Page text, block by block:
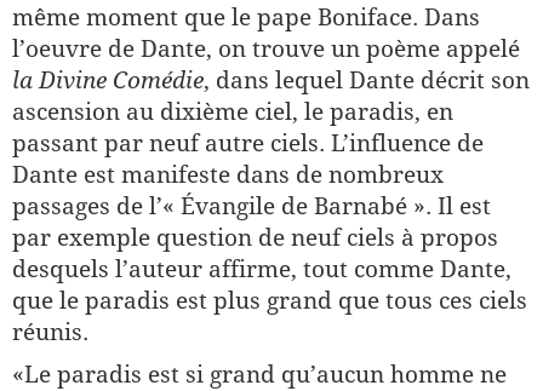
même moment que le pape Boniface. Dans
l’oeuvre de Dante, on trouve un poème appelé
la Divine Comédie, dans lequel Dante décrit son
ascension au dixième ciel, le paradis, en
passant par neuf autre ciels. L’influence de
Dante est manifeste dans de nombreux
passages de l’« Évangile de Barnabé ». Il est
par exemple question de neuf ciels à propos
desquels l’auteur affirme, tout comme Dante,
que le paradis est plus grand que tous ces ciels
réunis.
«Le paradis est si grand qu’aucun homme ne